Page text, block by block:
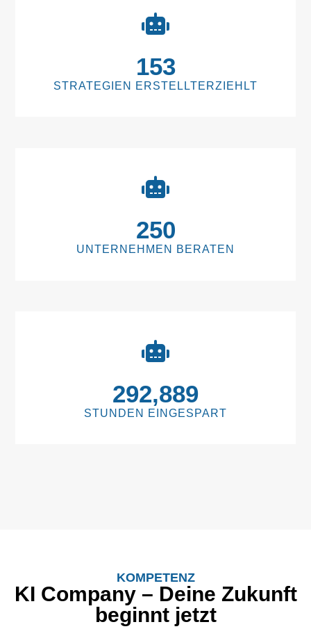
153
STRATEGIEN ERSTELLTERZIEHLT
250
UNTERNEHMEN BERATEN
293,760
STUNDEN EINGESPART
KOMPETENZ
KI Company – Deine Zukunft
beginnt jetzt